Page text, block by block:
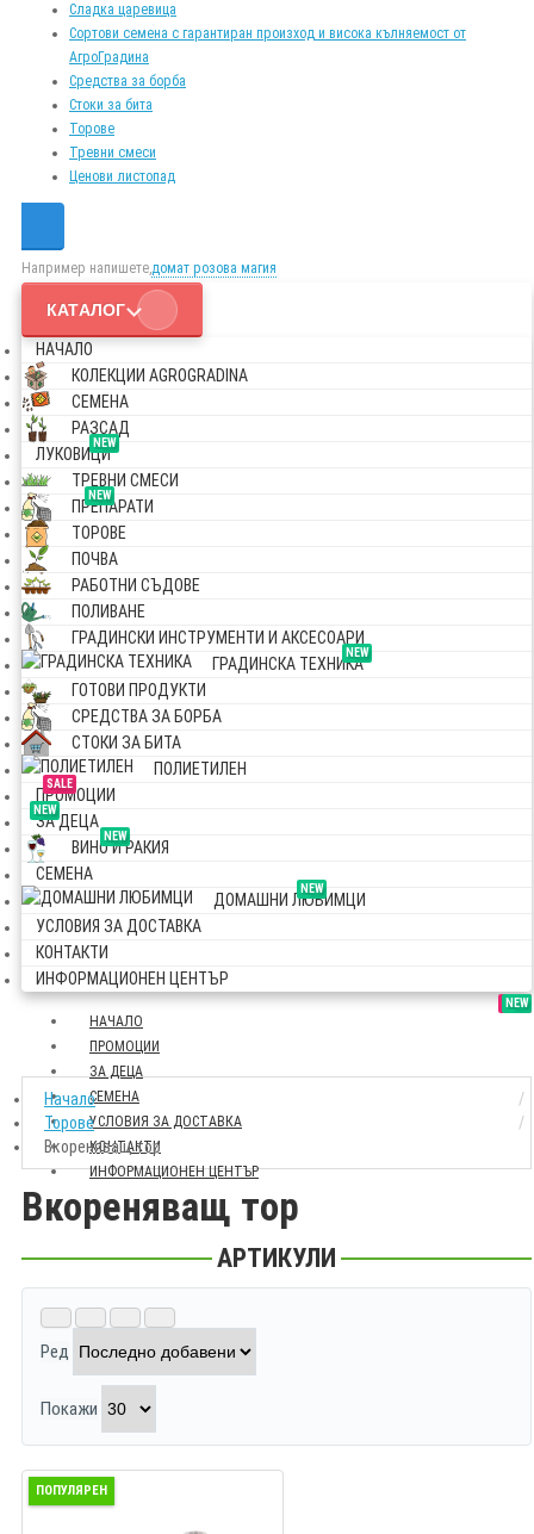
Сладка царевица
Сортови семена с гарантиран произход и висока кълняемост от
АгроГрадина
Средства за борба
Стоки за бита
Торове
Тревни смеси
Ценови листопад
Например напишете,домат розова магия
КАТАЛОГ
НАЧАЛО
КОЛЕКЦИИ AGROGRADINA
СЕМЕНА
РАЗСАД
NEW
ЛУКОВИЦИ
ТРЕВНИ СМЕСИ
NEW
ПРЕПАРАТИ
ТОРОВЕ
ПОЧВА
РАБОТНИ СЪДОВЕ
ПОЛИВАНЕ
ГРАДИНСКИ ИНСТРУМЕНТИ И АКСЕСОАРИ
NEW
ГРАДИНСКА ТЕХНИКА
ГОТОВИ ПРОДУКТИ
СРЕДСТВА ЗА БОРБА
СТОКИ ЗА БИТА
ПОЛИЕТИЛЕН
SALE
ПРОМОЦИИ
NEW
ЗА ДЕЦА
NEW
ВИНО И РАКИЯ
СЕМЕНА
NEW
ДОМАШНИ ЛЮБИМЦИ
УСЛОВИЯ ЗА ДОСТАВКА
КОНТАКТИ
ИНФОРМАЦИОНЕН ЦЕНТЪР
НАЧАЛО
SALE
ПРОМОЦИИ
NEW
ЗА ДЕЦА
СЕМЕНА
УСЛОВИЯ ЗА ДОСТАВКА
КОНТАКТИ
ИНФОРМАЦИОНЕН ЦЕНТЪР
Начало
Торове
Вкореняващ тор
Вкореняващ тор
АРТИКУЛИ
Ред
Покажи
ПОПУЛЯРЕН